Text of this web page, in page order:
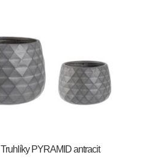
Truhlíky PYRAMID antracit